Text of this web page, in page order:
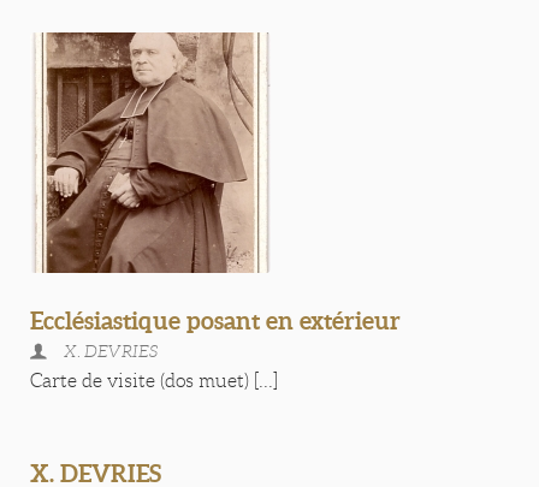
Ecclésiastique posant en extérieur
X. DEVRIES
Carte de visite (dos muet) [...]
X. DEVRIES